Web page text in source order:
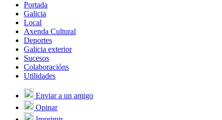
Portada
Galicia
Local
Axenda Cultural
Deportes
Galicia exterior
Sucesos
Colaboracións
Utilidades
Enviar a un amigo
Opinar